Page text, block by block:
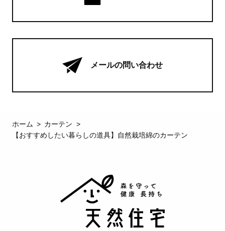
メールの問い合わせ
ホーム
カーテン
【おすすめしたい暮らしの道具】自然栽培綿のカーテン